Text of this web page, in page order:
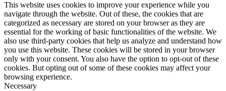
This website uses cookies to improve your experience while you
navigate through the website. Out of these, the cookies that are
categorized as necessary are stored on your browser as they are
essential for the working of basic functionalities of the website. We
also use third-party cookies that help us analyze and understand how
you use this website. These cookies will be stored in your browser
only with your consent. You also have the option to opt-out of these
cookies. But opting out of some of these cookies may affect your
browsing experience.
Necessary